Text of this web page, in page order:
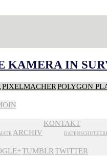
KAMERA IN
PIXELMACHERPOLYGON
ARCHIV
KONTAKT
TUMBLRTWITTER